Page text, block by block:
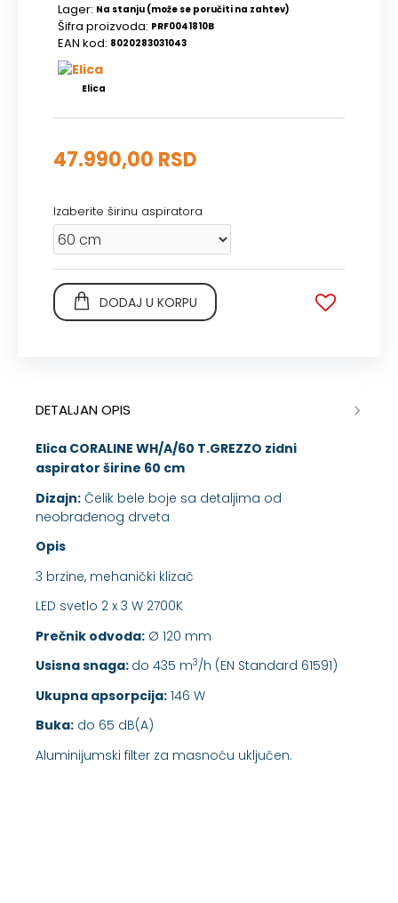
Lager: Na stanju (može se poručiti na zahtev)
Šifra proizvoda: PRF0041810B
EAN kod: 8020283031043
Elica
47.990,00 RSD
Izaberite širinu aspiratora
DODAJ U KORPU
DETALJAN OPIS
Elica CORALINE WH/A/60 T.GREZZO zidni
aspirator širine 60 cm
Dizajn: Čelik bele boje sa detaljima od
neobrađenog drveta
Opis
3 brzine, mehanički klizač
LED svetlo 2 x 3 W 2700K
Prečnik odvoda: Ø 120 mm
Usisna snaga: do 435 m3/h (EN Standard 61591)
Ukupna apsorpcija: 146 W
Buka: do 65 dB(A)
Aluminijumski filter za masnoću uključen.